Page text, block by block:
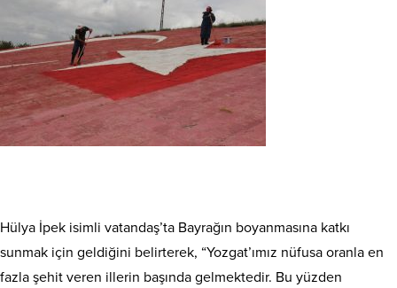
Hülya İpek isimli vatandaş’ta Bayrağın boyanmasına katkı
sunmak için geldiğini belirterek, “Yozgat’ımız nüfusa oranla en
fazla şehit veren illerin başında gelmektedir. Bu yüzden